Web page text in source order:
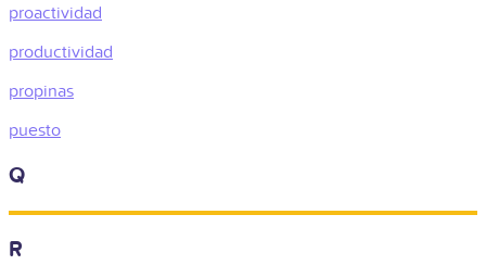
proactividad
productividad
propinas
puesto
Q
R